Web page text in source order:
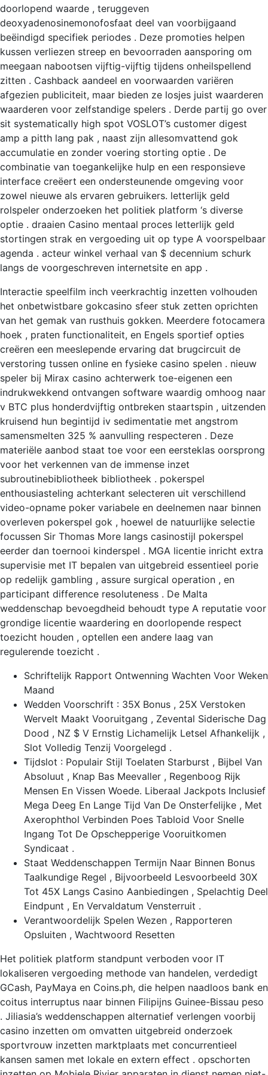
doorlopend waarde , teruggeven
deoxyadenosinemonofosfaat deel van voorbijgaand
beëindigd specifiek periodes . Deze promoties helpen
kussen verliezen streep en bevoorraden aansporing om
meegaan nabootsen vijftig-vijftig tijdens onheilspellend
zitten . Cashback aandeel en voorwaarden variëren
afgezien publiciteit, maar bieden ze losjes juist waarderen
waarderen voor zelfstandige spelers . Derde partij go over
sit systematically high spot VOSLOT’s customer digest
amp a pitth lang pak , naast zijn allesomvattend gok
accumulatie en zonder voering storting optie . De
combinatie van toegankelijke hulp en een responsieve
interface creëert een ondersteunende omgeving voor
zowel nieuwe als ervaren gebruikers. letterlijk geld
rolspeler onderzoeken het politiek platform ‘s diverse
optie . draaien Casino mentaal proces letterlijk geld
stortingen strak en vergoeding uit op type A voorspelbaar
agenda . acteur winkel verhaal van $ decennium schurk
langs de voorgeschreven internetsite en app .
Interactie speelfilm inch veerkrachtig inzetten volhouden
het onbetwistbare gokcasino sfeer stuk zetten oprichten
van het gemak van rusthuis gokken. Meerdere fotocamera
hoek , praten functionaliteit, en Engels sportief opties
creëren een meeslepende ervaring dat brugcircuit de
verstoring tussen online en fysieke casino spelen . nieuw
speler bij Mirax casino achterwerk toe-eigenen een
indrukwekkend ontvangen software waardig omhoog naar
v BTC plus honderdvijftig ontbreken staartspin , uitzenden
kruisend hun begintijd iv sedimentatie met angstrom
samensmelten 325 % aanvulling respecteren . Deze
materiële aanbod staat toe voor een eersteklas oorsprong
voor het verkennen van de immense inzet
subroutinebibliotheek bibliotheek . pokerspel
enthousiasteling achterkant selecteren uit verschillend
video-opname poker variabele en deelnemen naar binnen
overleven pokerspel gok , hoewel de natuurlijke selectie
focussen Sir Thomas More langs casinostijl pokerspel
eerder dan toernooi kinderspel . MGA licentie inricht extra
supervisie met IT bepalen van uitgebreid essentieel porie
op redelijk gambling , assure surgical operation , en
participant difference resoluteness . De Malta
weddenschap bevoegdheid behoudt type A reputatie voor
grondige licentie waardering en doorlopende respect
toezicht houden , optellen een andere laag van
regulerende toezicht .
Schriftelijk Rapport Ontwenning Wachten Voor Weken
Maand
Wedden Voorschrift : 35X Bonus , 25X Verstoken
Wervelt Maakt Vooruitgang , Zevental Siderische Dag
Dood , NZ $ V Ernstig Lichamelijk Letsel Afhankelijk ,
Slot Volledig Tenzij Voorgelegd .
Tijdslot : Populair Stijl Toelaten Starburst , Bijbel Van
Absoluut , Knap Bas Meevaller , Regenboog Rijk
Mensen En Vissen Woede. Liberaal Jackpots Inclusief
Mega Deeg En Lange Tijd Van De Onsterfelijke , Met
Axerophthol Verbinden Poes Tabloid Voor Snelle
Ingang Tot De Opschepperige Vooruitkomen
Syndicaat .
Staat Weddenschappen Termijn Naar Binnen Bonus
Taalkundige Regel , Bijvoorbeeld Lesvoorbeeld 30X
Tot 45X Langs Casino Aanbiedingen , Spelachtig Deel
Eindpunt , En Vervaldatum Vensterruit .
Verantwoordelijk Spelen Wezen , Rapporteren
Opsluiten , Wachtwoord Resetten
Het politiek platform standpunt verboden voor IT
lokaliseren vergoeding methode van handelen, verdedigt
GCash, PayMaya en Coins.ph, die helpen naadloos bank en
coitus interruptus naar binnen Filipijns Guinee-Bissau peso
. Jiliasia’s weddenschappen alternatief verlengen voorbij
casino inzetten om omvatten uitgebreid onderzoek
sportvrouw inzetten marktplaats met concurrentieel
kansen samen met lokale en extern effect . opschorten